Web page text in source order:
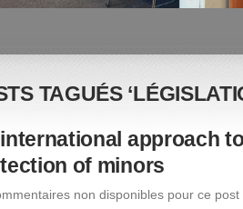
TAGUÉS
approach
of minors
non disponibles pour ce post